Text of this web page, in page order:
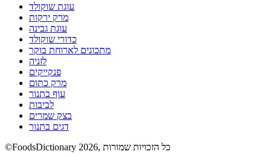
עוגת שוקולד
מרק ירקות
עוגת גבינה
כדורי שוקולד
מתכונים לארוחת בוקר
לזניה
פנקייקים
מרק כתום
עוף בתנור
לביבות
בצק שמרים
דגים בתנור
©FoodsDictionary 2026, כל הזכויות שמורות